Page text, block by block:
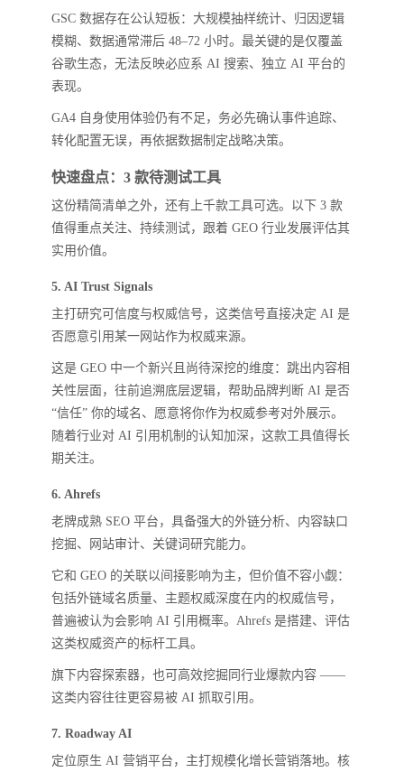
GSC 数据存在公认短板：大规模抽样统计、归因逻辑
模糊、数据通常滞后 48–72 小时。最关键的是仅覆盖
谷歌生态，无法反映必应系 AI 搜索、独立 AI 平台的
表现。
GA4 自身使用体验仍有不足，务必先确认事件追踪、
转化配置无误，再依据数据制定战略决策。
快速盘点：3 款待测试工具
这份精简清单之外，还有上千款工具可选。以下 3 款
值得重点关注、持续测试，跟着 GEO 行业发展评估其
实用价值。
5. AI Trust Signals
主打研究可信度与权威信号，这类信号直接决定 AI 是
否愿意引用某一网站作为权威来源。
这是 GEO 中一个新兴且尚待深挖的维度：跳出内容相
关性层面，往前追溯底层逻辑，帮助品牌判断 AI 是否
“信任” 你的域名、愿意将你作为权威参考对外展示。
随着行业对 AI 引用机制的认知加深，这款工具值得长
期关注。
6. Ahrefs
老牌成熟 SEO 平台，具备强大的外链分析、内容缺口
挖掘、网站审计、关键词研究能力。
它和 GEO 的关联以间接影响为主，但价值不容小觑：
包括外链域名质量、主题权威深度在内的权威信号，
普遍被认为会影响 AI 引用概率。Ahrefs 是搭建、评估
这类权威资产的标杆工具。
旗下内容探索器，也可高效挖掘同行业爆款内容 ——
这类内容往往更容易被 AI 抓取引用。
7. Roadway AI
定位原生 AI 营销平台，主打规模化增长营销落地。核